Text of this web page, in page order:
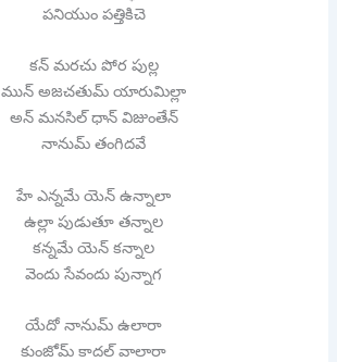
పనియుం పత్తికిచె
కన్ మరచు పోర పుల్ల
మున్ అజచతుమ్ యారుమిల్లా
అన్ మనసిల్ ధాన్ విజుంతేన్
నానుమ్ తంగిదవే
హే ఎన్నమే యెన్ ఉన్నాలా
ఉల్లా పుడుతూ తన్నాల
కన్నమే యెన్ కన్నాల
వెందు సేవందు పున్నాగ
యేదో నానుమ్ ఉలారా
కుంజోమ్ కాదల్ వాలారా